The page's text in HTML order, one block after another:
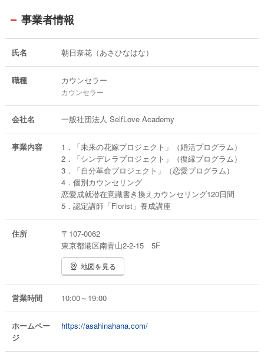
事業者情報
氏名 朝日奈花（あさひなはな）
職種 カウンセラー
カウンセラー
会社名 一般社団法人 SelfLove Academy
事業内容
1．「未来の花嫁プロジェクト」（婚活プログラム）
2．「シンデレラプロジェクト」（復縁プログラム）
3．「自分革命プロジェクト」（恋愛プログラム）
4．個別カウンセリング
恋愛成就潜在意識書き換えカウンセリング120日間
5．認定講師「Florist」養成講座
住所
〒107-0062
東京都港区南青山2-2-15 5F
地図を見る
営業時間 10:00～19:00
ホームペー
ジ
https://asahinahana.com/